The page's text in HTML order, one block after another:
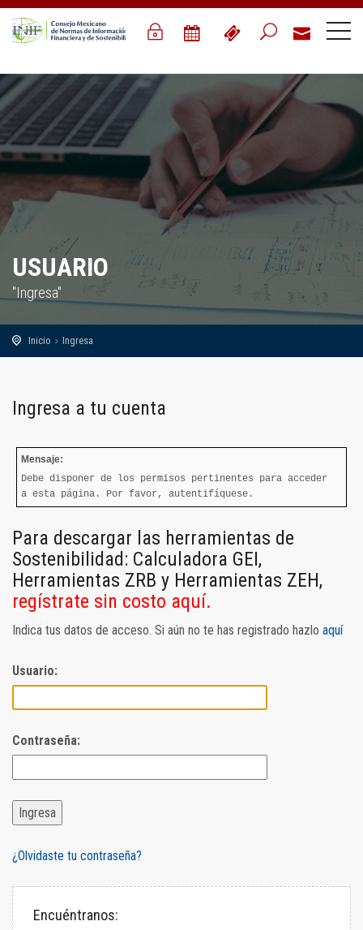
USUARIO
"Ingresa"
Inicio Ingresa
Ingresa a tu cuenta
Mensaje:
Debe disponer de los permisos pertinentes para acceder
a esta página. Por favor, autentifíquese.
Para descargar las herramientas de
Sostenibilidad: Calculadora GEI,
Herramientas ZRB y Herramientas ZEH,
regístrate sin costo aquí.
Indica tus datos de acceso. Si aún no te has registrado hazlo aquí
Usuario:
Contraseña:
¿Olvidaste tu contraseña?
Encuéntranos: